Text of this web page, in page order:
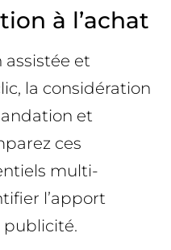
à l’achat
assistée et
la considération
et
ces
multi-
l’apport
publicité.